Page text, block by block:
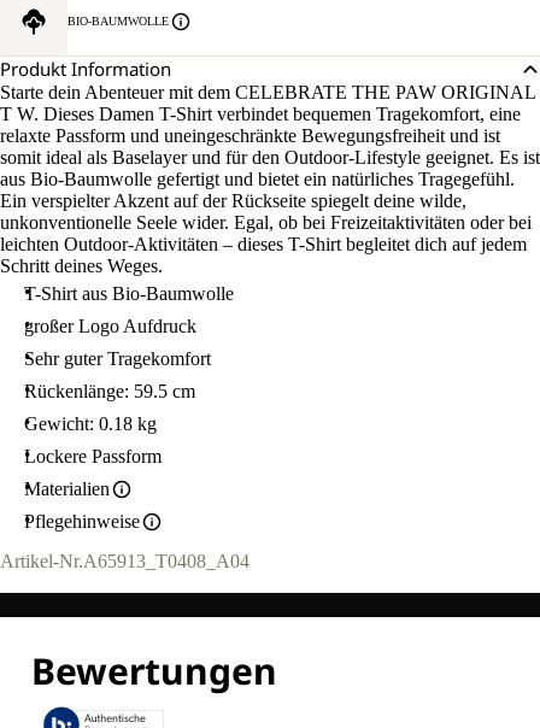
BIO-BAUMWOLLE
Produkt Information
Starte dein Abenteuer mit dem CELEBRATE THE PAW ORIGINAL
T W. Dieses Damen T-Shirt verbindet bequemen Tragekomfort, eine
relaxte Passform und uneingeschränkte Bewegungsfreiheit und ist
somit ideal als Baselayer und für den Outdoor-Lifestyle geeignet. Es ist
aus Bio-Baumwolle gefertigt und bietet ein natürliches Tragegefühl.
Ein verspielter Akzent auf der Rückseite spiegelt deine wilde,
unkonventionelle Seele wider. Egal, ob bei Freizeitaktivitäten oder bei
leichten Outdoor-Aktivitäten – dieses T-Shirt begleitet dich auf jedem
Schritt deines Weges.
T-Shirt aus Bio-Baumwolle
großer Logo Aufdruck
Sehr guter Tragekomfort
Rückenlänge: 59.5 cm
Gewicht: 0.18 kg
Lockere Passform
Materialien
Pflegehinweise
Artikel-Nr.A65913_T0408_A04